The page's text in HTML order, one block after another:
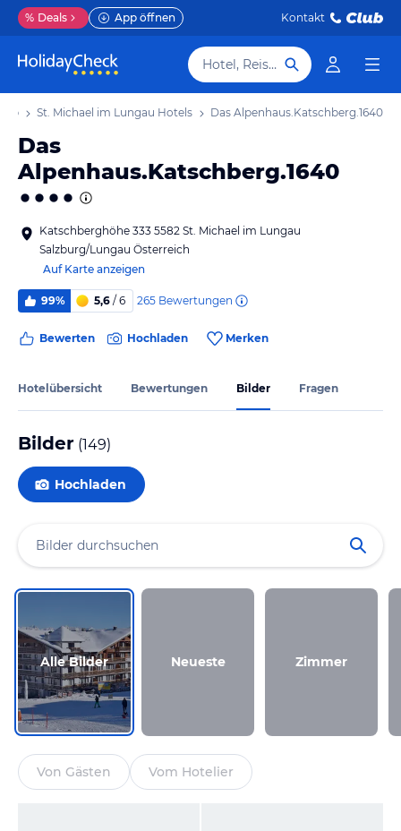
% Deals App öffnen Kontakt
Hotel, Reiseziel
St. Michael im Lungau Hotels Das Alpenhaus.Katschberg.1640
Das
Alpenhaus.Katschberg.1640
Katschberghöhe 333 5582 St. Michael im Lungau
Salzburg/Lungau Österreich
Auf Karte anzeigen
99% 5,6 / 6 265 Bewertungen
Bewerten Hochladen Merken
Hotelübersicht Bewertungen Bilder Fragen
Bilder (149)
Hochladen
Alle Bilder Neueste Zimmer
Von Gästen Vom Hotelier